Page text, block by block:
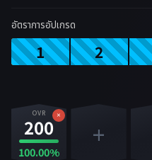
อัตราการอัปเกรด
1 2
OVR
200
100.00%
×
+